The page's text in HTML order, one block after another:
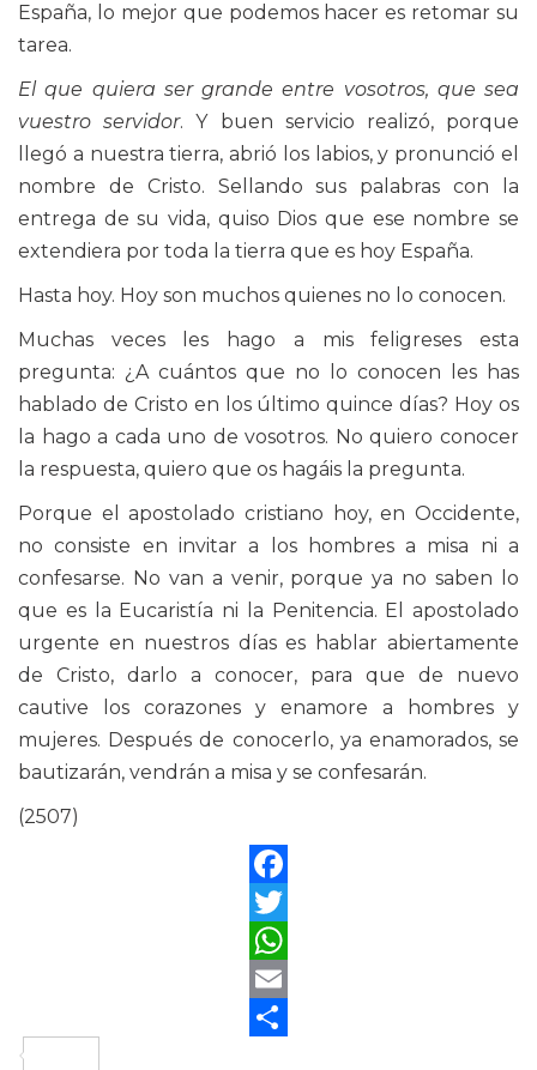
España, lo mejor que podemos hacer es retomar su
tarea.
El que quiera ser grande entre vosotros, que sea
vuestro servidor. Y buen servicio realizó, porque
llegó a nuestra tierra, abrió los labios, y pronunció el
nombre de Cristo. Sellando sus palabras con la
entrega de su vida, quiso Dios que ese nombre se
extendiera por toda la tierra que es hoy España.
Hasta hoy. Hoy son muchos quienes no lo conocen.
Muchas veces les hago a mis feligreses esta
pregunta: ¿A cuántos que no lo conocen les has
hablado de Cristo en los último quince días? Hoy os
la hago a cada uno de vosotros. No quiero conocer
la respuesta, quiero que os hagáis la pregunta.
Porque el apostolado cristiano hoy, en Occidente,
no consiste en invitar a los hombres a misa ni a
confesarse. No van a venir, porque ya no saben lo
que es la Eucaristía ni la Penitencia. El apostolado
urgente en nuestros días es hablar abiertamente
de Cristo, darlo a conocer, para que de nuevo
cautive los corazones y enamore a hombres y
mujeres. Después de conocerlo, ya enamorados, se
bautizarán, vendrán a misa y se confesarán.
(2507)
Facebook
Twitter
WhatsApp
Email